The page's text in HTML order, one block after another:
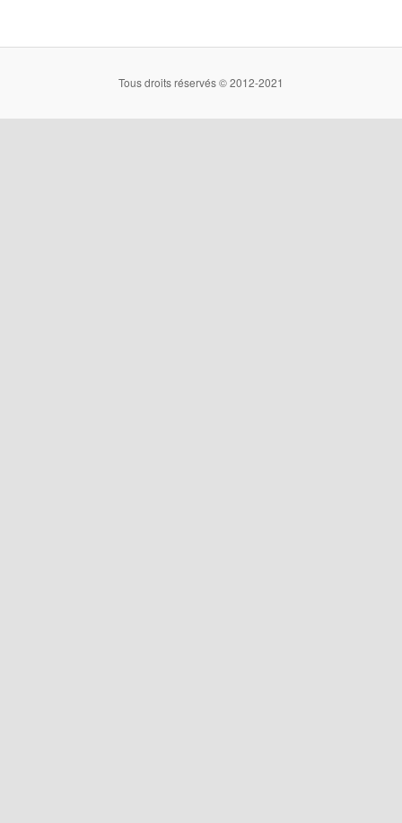
Tous droits réservés © 2012-2021